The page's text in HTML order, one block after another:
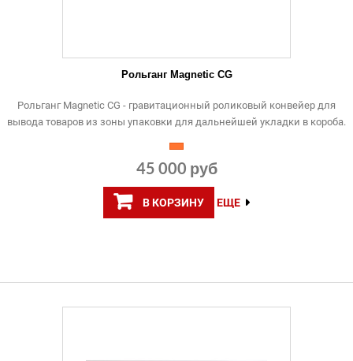
Рольганг Magnetic CG
Рольганг Magnetic CG - гравитационный роликовый конвейер для
вывода товаров из зоны упаковки для дальнейшей укладки в короба.
45 000 руб
В КОРЗИНУ ЕЩЕ